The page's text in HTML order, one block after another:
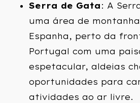
Serra de Gata : A
uma área de
Espanha, perto da
Portugal com uma
espetacular, aldeias
oportunidades para
atividades ao ar livre.